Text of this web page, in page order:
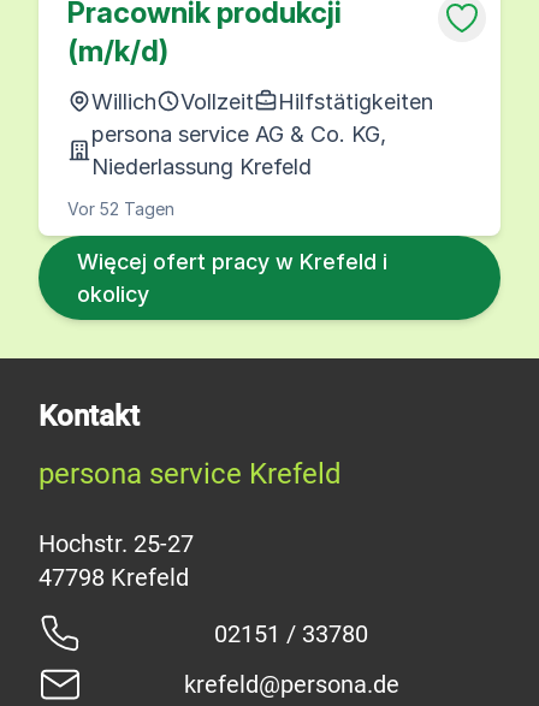
Pracownik produkcji
(m/k/d)
Willich Vollzeit
Hilfstätigkeiten
persona service AG & Co. KG,
Niederlassung Krefeld
Vor 52 Tagen
Więcej ofert pracy w Krefeld i
okolicy
Kontakt
persona service Krefeld
Hochstr. 25-27
02151 / 33780
krefeld@persona.de